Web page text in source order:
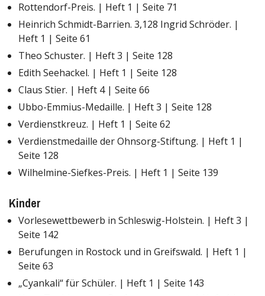
Rottendorf-Preis. | Heft 1 | Seite 71
Heinrich Schmidt-Barrien. 3,128 Ingrid Schröder. |
Heft 1 | Seite 61
Theo Schuster. | Heft 3 | Seite 128
Edith Seehackel. | Heft 1 | Seite 128
Claus Stier. | Heft 4 | Seite 66
Ubbo-Emmius-Medaille. | Heft 3 | Seite 128
Verdienstkreuz. | Heft 1 | Seite 62
Verdienstmedaille der Ohnsorg-Stiftung. | Heft 1 |
Seite 128
Wilhelmine-Siefkes-Preis. | Heft 1 | Seite 139
Kinder
Vorlesewettbewerb in Schleswig-Holstein. | Heft 3 |
Seite 142
Berufungen in Rostock und in Greifswald. | Heft 1 |
Seite 63
„Cyankali“ für Schüler. | Heft 1 | Seite 143